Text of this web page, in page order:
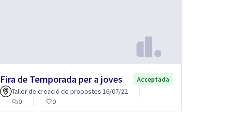
Fira de Temporada per a joves
Acceptada
Taller de creació de propostes 16/07/22
0
0